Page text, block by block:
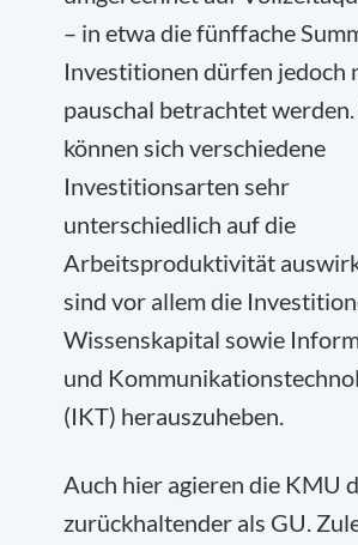
– in etwa die fünffache
Investitionen dürfen jedoch
pauschal betrachtet werden.
können sich verschiedene
Investitionsarten sehr
unterschiedlich auf die
Arbeitsproduktivität
sind vor allem die
Wissenskapital sowie
und
(IKT) herauszuheben.
Auch hier agieren die KMU
zurückhaltender als GU.